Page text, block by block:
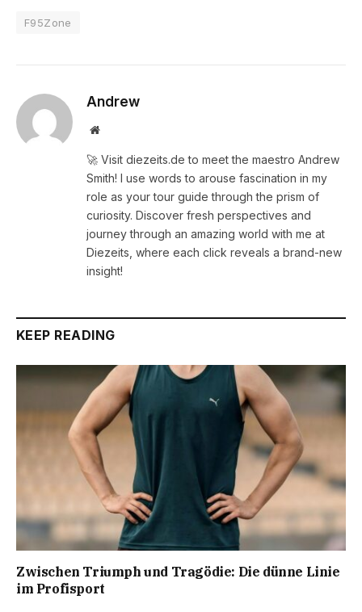
F95Zone
Andrew
Website
🚀 Visit diezeits.de to meet the maestro Andrew
Smith! I use words to arouse fascination in my
role as your tour guide through the prism of
curiosity. Discover fresh perspectives and
journey through an amazing world with me at
Diezeits, where each click reveals a brand-new
insight!
KEEP READING
Zwischen Triumph und Tragödie: Die dünne Linie
im Profisport